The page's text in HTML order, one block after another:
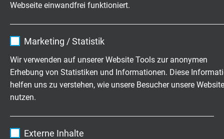
Webseite einwandfrei funktioniert.
Laufzeit 1 Jahr
Marketing / Statistik
Wir verwenden auf unserer Website Tools zur anonymen
Erhebung von Statistiken und Informationen. Diese
helfen uns zu verstehen, wie unsere Besucher unsere Website
nutzen.
Externe Inhalte
PRÜFUNGEN
Leitungsprüfung
über Paarmantel im Wasserbad –
5000 V AC – 5 min – in Anlehnung an EN 50264-
Produktprüfung
Stückprüfung am konfektionierten Steckverbinder